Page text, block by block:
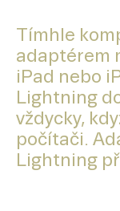
Tímhle
adaptérem
iPad nebo
Lightning
vždycky,
počítači.
Lightning